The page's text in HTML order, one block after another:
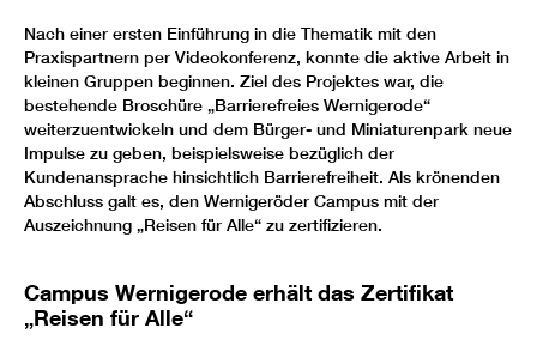
Nach einer ersten Einführung in die Thematik mit den
Praxispartnern per Videokonferenz, konnte die aktive Arbeit in
kleinen Gruppen beginnen. Ziel des Projektes war, die
bestehende Broschüre „Barrierefreies Wernigerode“
weiterzuentwickeln und dem Bürger- und Miniaturenpark neue
Impulse zu geben, beispielsweise bezüglich der
Kundenansprache hinsichtlich Barrierefreiheit. Als krönenden
Abschluss galt es, den Wernigeröder Campus mit der
Auszeichnung „Reisen für Alle“ zu zertifizieren.
Campus Wernigerode erhält das Zertifikat
„Reisen für Alle“